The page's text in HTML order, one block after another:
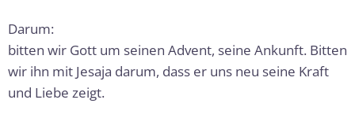
Darum:
bitten wir Gott um seinen Advent, seine Ankunft. Bitten
wir ihn mit Jesaja darum, dass er uns neu seine Kraft
und Liebe zeigt.